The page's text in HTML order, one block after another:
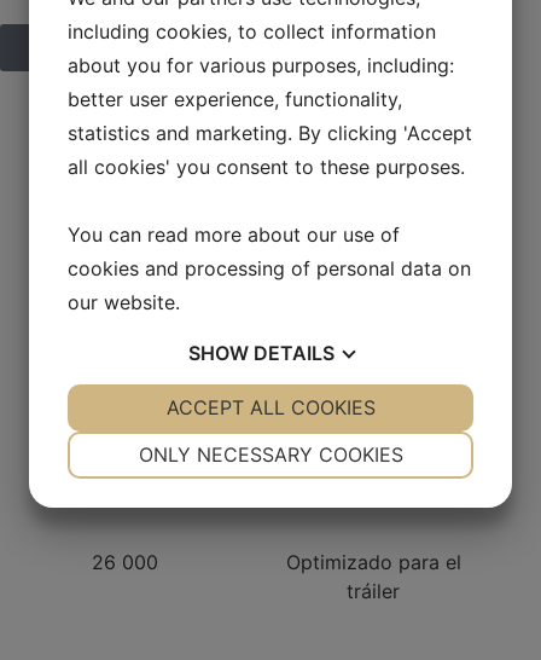
Calcula tu ahorro con la propulsión eléctrica
Pisos
3
Superficie de
Peso
26 000
Transporte
Optimizado para el
tráiler
including cookies, to collect information
about you for various purposes, including:
better user experience, functionality,
statistics and marketing. By clicking 'Accept
all cookies' you consent to these purposes.
You can read more about our use of
cookies and processing of personal data on
our website.
SHOW DETAILS
YES NO YES NO
ONLY NECESSARY COOKIES
ACCEPT ALL COOKIES